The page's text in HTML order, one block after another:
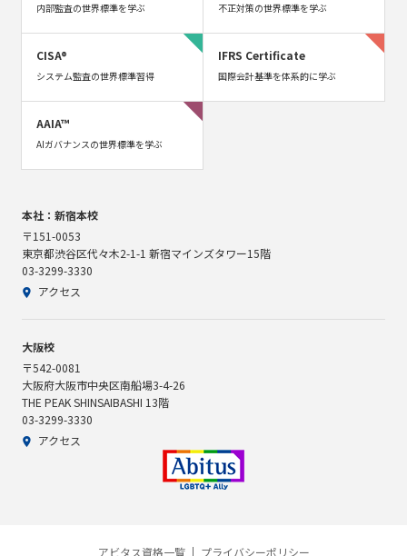
内部監査の世界標準を学ぶ 不正対策の世界標準を学ぶ
CISA®
システム監査の世界標準習得
IFRS Certificate
国際会計基準を体系的に学ぶ
AAIA™
AIガバナンスの世界標準を学ぶ
本社：新宿本校
〒151-0053
東京都渋谷区代々木2-1-1 新宿マインズタワー15階
03-3299-3330
アクセス
大阪校
〒542-0081
大阪府大阪市中央区南船場3-4-26
THE PEAK SHINSAIBASHI 13階
03-3299-3330
アクセス
アビタス資格一覧 プライバシーポリシー